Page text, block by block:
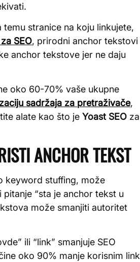
stranice na koju linkujete,
SEO, prirodni anchor tekstovi
anchor tekstove jer ne daju
oko 60-70% vaše ukupne
sadržaja za pretraživače,
alate kao što je Yoast SEO za
ANCHOR TEKST
keyword stuffing, može
“sta je anchor tekst u
može smanjiti autoritet
ili “link” smanjuje SEO
oko 90% manje korisnim link